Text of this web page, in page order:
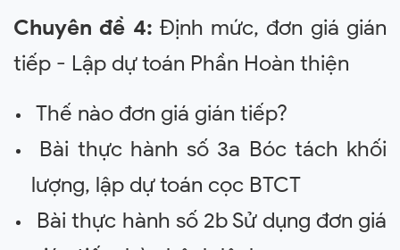
Chuyên đề 4: Định mức, đơn giá gián
tiếp - Lập dự toán Phần Hoàn thiện
Thế nào đơn giá gián tiếp?
Bài thực hành số 3a Bóc tách khối
lượng, lập dự toán cọc BTCT
Bài thực hành số 2b Sử dụng đơn giá